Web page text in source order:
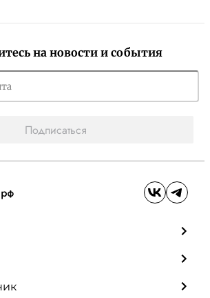
на новости и события
Подписаться